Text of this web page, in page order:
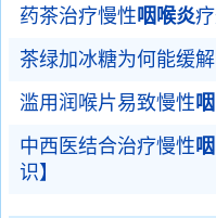
药茶治疗慢性咽喉炎
茶绿加冰糖为何能缓解
滥用润喉片易致慢性
中西医结合治疗慢性
识】